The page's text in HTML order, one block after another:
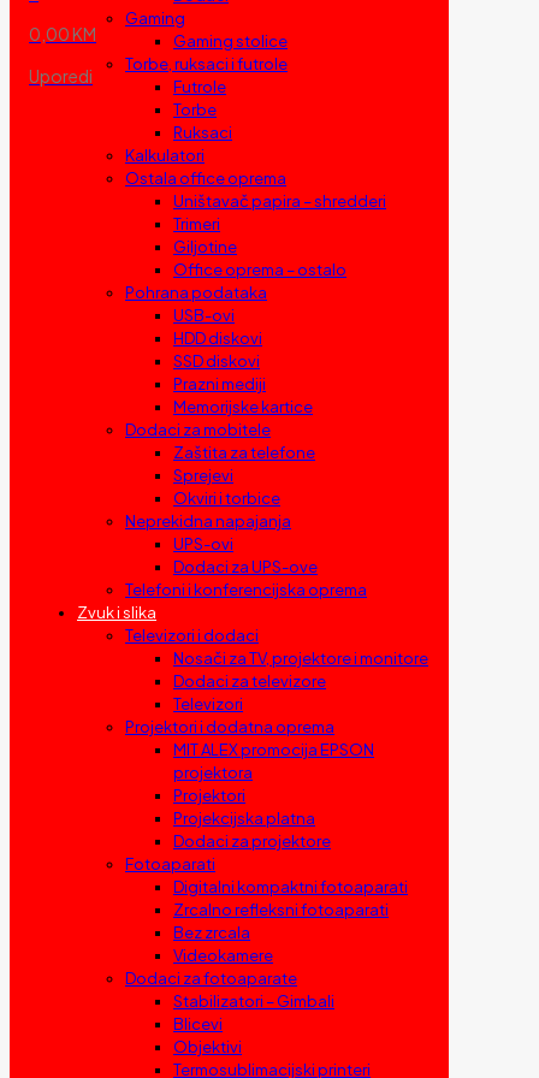
0,00 KM
Uporedi
Gaming
Gaming stolice
Torbe, ruksaci i futrole
Futrole
Torbe
Ruksaci
Kalkulatori
Ostala office oprema
Uništavač papira – shredderi
Trimeri
Giljotine
Office oprema – ostalo
Pohrana podataka
USB-ovi
HDD diskovi
SSD diskovi
Prazni mediji
Memorijske kartice
Dodaci za mobitele
Zaštita za telefone
Sprejevi
Okviri i torbice
Neprekidna napajanja
UPS-ovi
Dodaci za UPS-ove
Telefoni i konferencijska oprema
Zvuk i slika
Televizori i dodaci
Nosači za TV, projektore i monitore
Dodaci za televizore
Televizori
Projektori i dodatna oprema
MIT ALEX promocija EPSON
projektora
Projektori
Projekcijska platna
Dodaci za projektore
Fotoaparati
Digitalni kompaktni fotoaparati
Zrcalno refleksni fotoaparati
Bez zrcala
Videokamere
Dodaci za fotoaparate
Stabilizatori – Gimbali
Blicevi
Objektivi
Termosublimacijski printeri